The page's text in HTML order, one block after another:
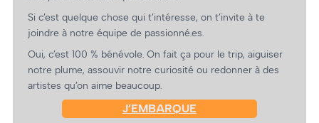
Si c’est quelque chose qui t’intéresse, on t’invite à te
joindre à notre équipe de passionné.es.
Oui, c’est 100 % bénévole. On fait ça pour le trip, aiguiser
notre plume, assouvir notre curiosité ou redonner à des
artistes qu’on aime beaucoup.
J’EMBARQUE